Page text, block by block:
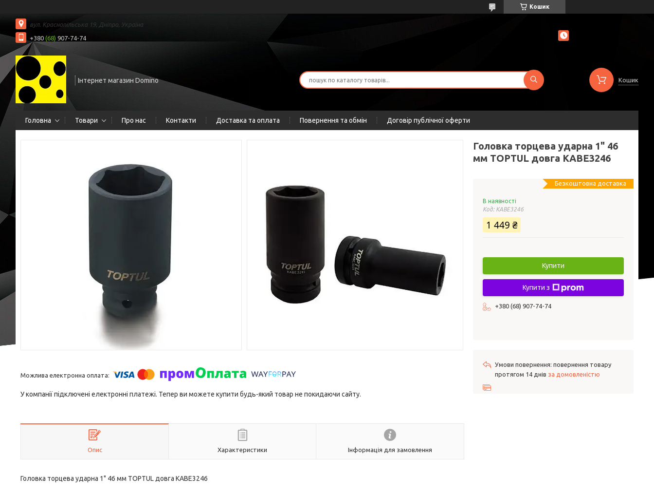
Кошик
вул. Краснопільська 19, Дніпро, Україна
+380 (68) 907-74-74
Інтернет магазин Domino Кошик
Головна Товари Про нас Контакти Доставка та оплата Повернення та обмін Договір публічної оферти
У компанії підключені електронні платежі. Тепер ви можете купити будь-який товар не покидаючи сайту.
Опис Характеристики Інформація для замовлення
Головка торцева ударна 1" 46 мм TOPTUL довга KABE3246
Головка торцева ударна 1" 46
мм TOPTUL довга KABE3246
Безкоштовна доставка
В наявності
Код: KABE3246
1 449 ₴
Купити
Купити з
+380 (68) 907-74-74
повернення товару
протягом 14 днів за домовленістю